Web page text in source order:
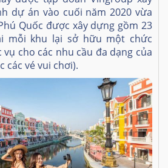
dự án vào cuối năm 2020 vừa
Quốc được xây dựng gồm 23
mỗi khu lại sở hữu một chức
cho các nhu cầu đa dạng của
các vé vui chơi).